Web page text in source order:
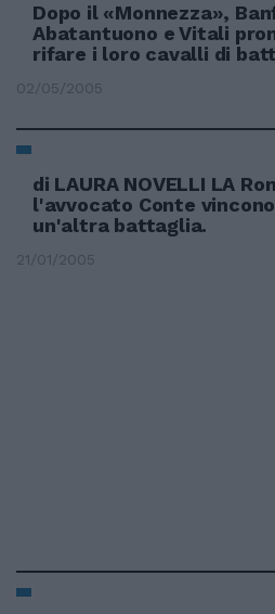
Dopo il «Monnezza»,
Abatantuono e Vitali
rifare i loro cavalli di
02/05/2005
di LAURA NOVELLI LA
l'avvocato Conte vincono
un'altra battaglia.
21/01/2005